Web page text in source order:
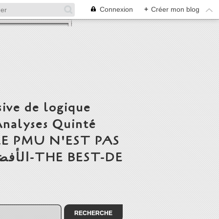
Connexion + Créer mon blog
de logique
Quinté
PMU N'EST PAS